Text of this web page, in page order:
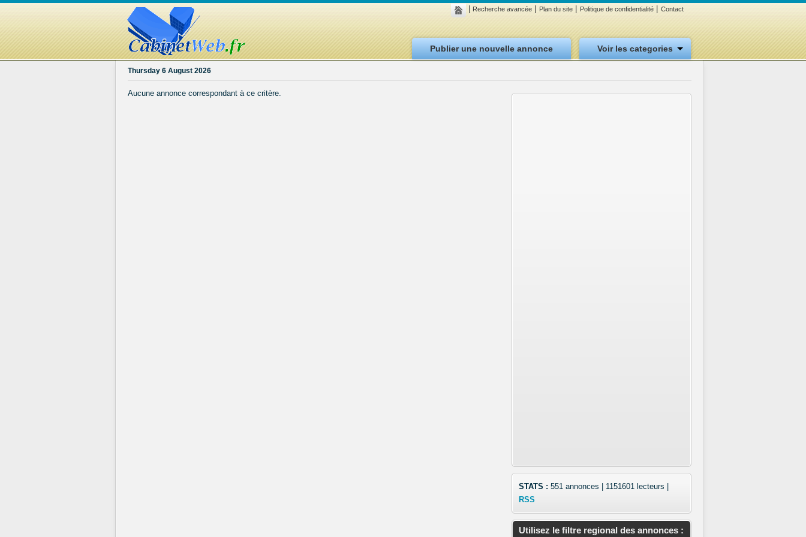
Publier une nouvelle annonce
Recherche avancée Plan du site Politique de confidentialité Contact
Voir les categories
Thursday 6 August 2026
Aucune annonce correspondant à ce critère.
STATS : 551 annonces | 1151601 lecteurs |
RSS
Utilisez le filtre regional des annonces :